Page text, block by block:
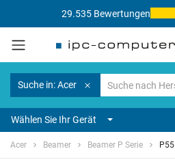
29.535 Bewertungen
Suche in: Acer
Wählen Sie Ihr Gerät
Acer Beamer Beamer P Serie